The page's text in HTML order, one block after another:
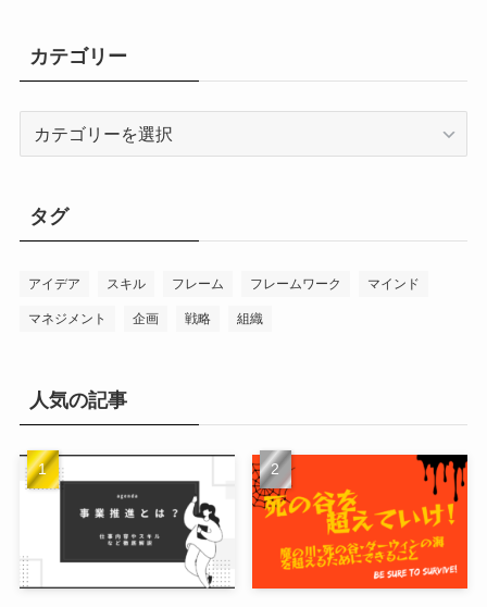
カテゴリー
ー
タグ
アイデア スキル フレーム フレームワーク マインド
マネジメント 企画 戦略 組織
人気の記事